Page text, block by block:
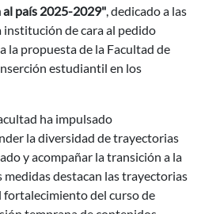
país 2025-2029", dedicado a las
institución de cara al pedido
la propuesta de la Facultad de
estudiantil en los
ha impulsado
la diversidad de trayectorias
y acompañar la transición a la
destacan las trayectorias
fortalecimiento del curso de